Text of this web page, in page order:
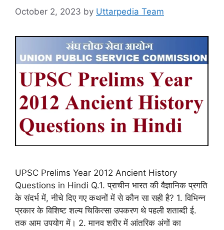
October 2, 2023 by Uttarpedia Team
UPSC Prelims Year 2012 Ancient History
Questions in Hindi Q.1. प्राचीन भारत की वैज्ञानिक प्रगति
के संदर्भ में, नीचे दिए गए कथनों में से कौन सा सही है? 1. विभिन्न
प्रकार के विशिष्ट शल्य चिकित्सा उपकरण थे पहली शताब्दी ई.
तक आम उपयोग में। 2. मानव शरीर में आंतरिक अंगों का